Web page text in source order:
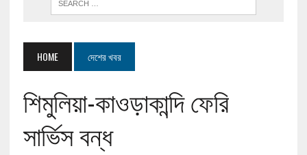
HOME দেশের খবর
শিমুলিয়া-কাওড়াকান্দি ফেরি
সার্ভিস বন্ধ